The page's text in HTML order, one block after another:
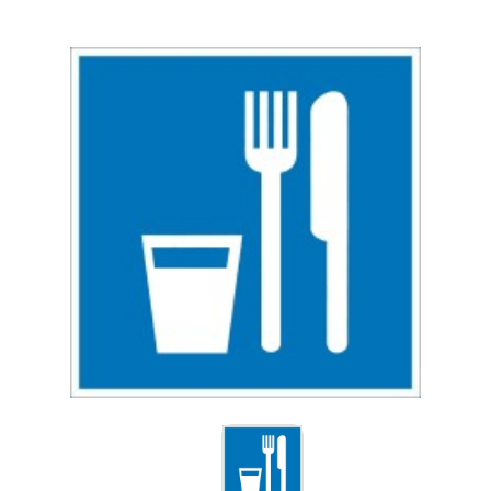
Передвижные заградительные знаки
Опоры дорожных знаков (Стойки)
Крепления для дорожных знаков (Хомуты)
Светодиодные знаки на солнечной
Выбрать